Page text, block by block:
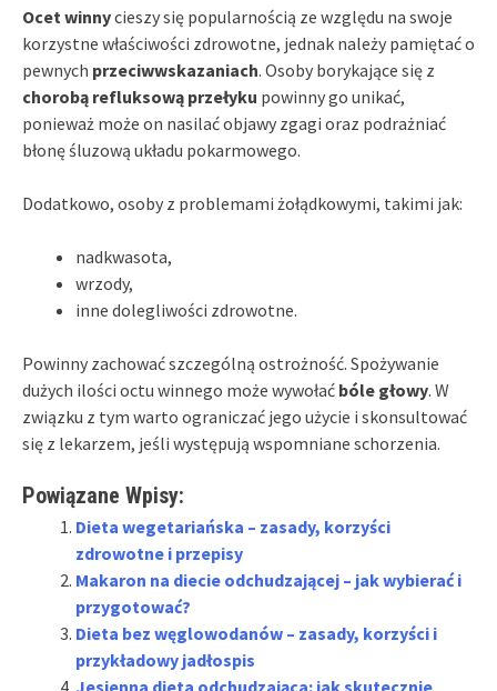
Ocet winnycieszy się popularnością ze względu na swoje
korzystne właściwości zdrowotne, jednak należy pamiętać o
pewnych przeciwwskazaniach. Osoby borykające się z
chorobą refluksową przełyku powinny go unikać,
ponieważ może on nasilać objawy zgagi oraz podrażniać
błonę śluzową układu pokarmowego.
Dodatkowo, osoby z problemami żołądkowymi, takimi jak:
nadkwasota,
wrzody,
inne dolegliwości zdrowotne.
Powinny zachować szczególną ostrożność. Spożywanie
dużych ilości octu winnego może wywołać bóle głowy. W
związku z tym warto ograniczać jego użycie i skonsultować
się z lekarzem, jeśli występują wspomniane schorzenia.
Powiązane Wpisy:
Dieta wegetariańska – zasady, korzyści
zdrowotne i przepisy
Makaron na diecie odchudzającej – jak wybierać i
przygotować?
Dieta bez węglowodanów – zasady, korzyści i
przykładowy jadłospis
Jesienna dieta odchudzająca: jak skutecznie